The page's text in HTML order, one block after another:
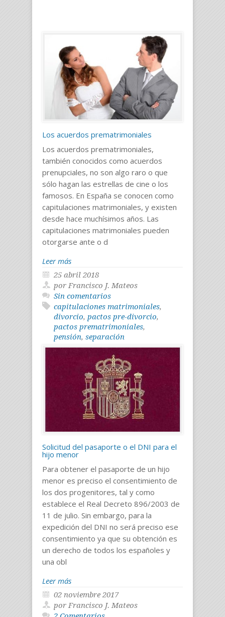
Los acuerdos prematrimoniales
Los acuerdos prematrimoniales,
también conocidos como acuerdos
prenupciales, no son algo raro o que
sólo hagan las estrellas de cine o los
famosos. En España se conocen como
capitulaciones matrimoniales, y existen
desde hace muchísimos años. Las
capitulaciones matrimoniales pueden
otorgarse ante o d
Leer más
25 abril 2018
por Francisco J. Mateos
Sin comentarios
capitulaciones matrimoniales,
divorcio, pactos pre-divorcio,
pactos prematrimoniales,
pensión, separación
Solicitud del pasaporte o el DNI para el
hijo menor
Para obtener el pasaporte de un hijo
menor es preciso el consentimiento de
los dos progenitores, tal y como
establece el Real Decreto 896/2003 de
11 de julio. Sin embargo, para la
expedición del DNI no será preciso ese
consentimiento ya que su obtención es
un derecho de todos los españoles y
una obl
Leer más
02 noviembre 2017
por Francisco J. Mateos